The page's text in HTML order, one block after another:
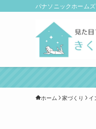
パナソニックホーム
ホーム 家づくり イ